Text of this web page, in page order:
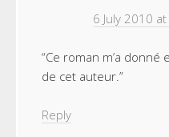
6 July 2010
“Ce roman m’a donné
de cet auteur.”
Reply